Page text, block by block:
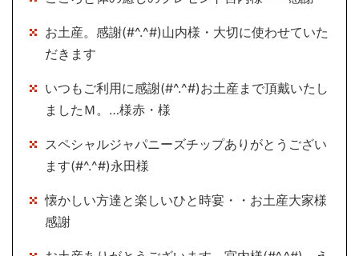
お土産。感謝(#^.^#)山内様・大切に使わせていた
だきます
いつもご利用に感謝(#^.^#)お土産まで頂戴いたし
ましたＭ。…様赤・様
スペシャルジャパニーズチップありがとうござい
ます(#^.^#)永田様
懐かしい方達と楽しいひと時宴・・お土産大家様
感謝